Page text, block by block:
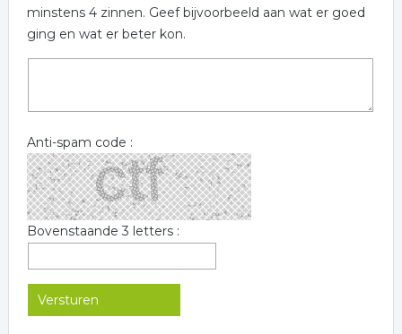
minstens 4 zinnen. Geef bijvoorbeeld aan wat er goed
ging en wat er beter kon.
Anti-spam code :
Bovenstaande 3 letters :